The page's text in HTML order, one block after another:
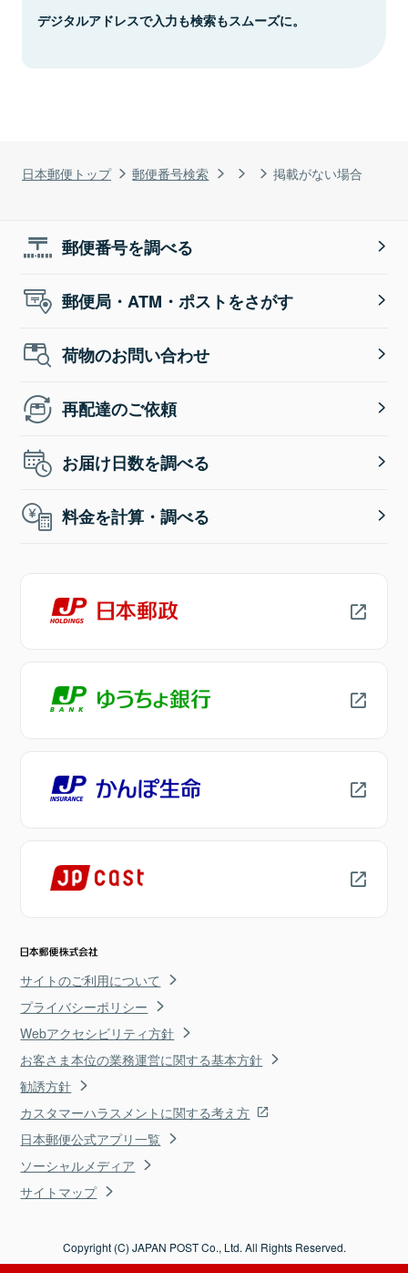
日本郵便トップ 郵便番号検索 掲載がない場合
デジタルアドレスで入力も検索もスムーズに。
郵便番号を調べる
郵便局・ATM・ポストをさがす
荷物のお問い合わせ
再配達のご依頼
お届け日数を調べる
料金を計算・調べる
サイトのご利用について
プライバシーポリシー
Webアクセシビリティ方針
お客さま本位の業務運営に関する基本方針
勧誘方針
カスタマーハラスメントに関する考え方
日本郵便公式アプリ一覧
ソーシャルメディア
サイトマップ
Copyright (C) JAPAN POST Co., Ltd. All Rights Reserved.